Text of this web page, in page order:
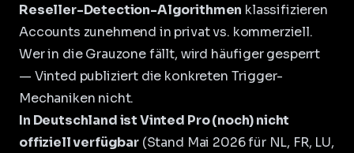
Reseller-Detection-Algorithmen klassifizieren
Accounts zunehmend in privat vs. kommerziell.
Wer in die Grauzone fällt, wird häufiger gesperrt
— Vinted publiziert die konkreten Trigger-
Mechaniken nicht.
In Deutschland ist Vinted Pro (noch) nicht
offiziell verfügbar(Stand Mai 2026 für NL, FR, LU,